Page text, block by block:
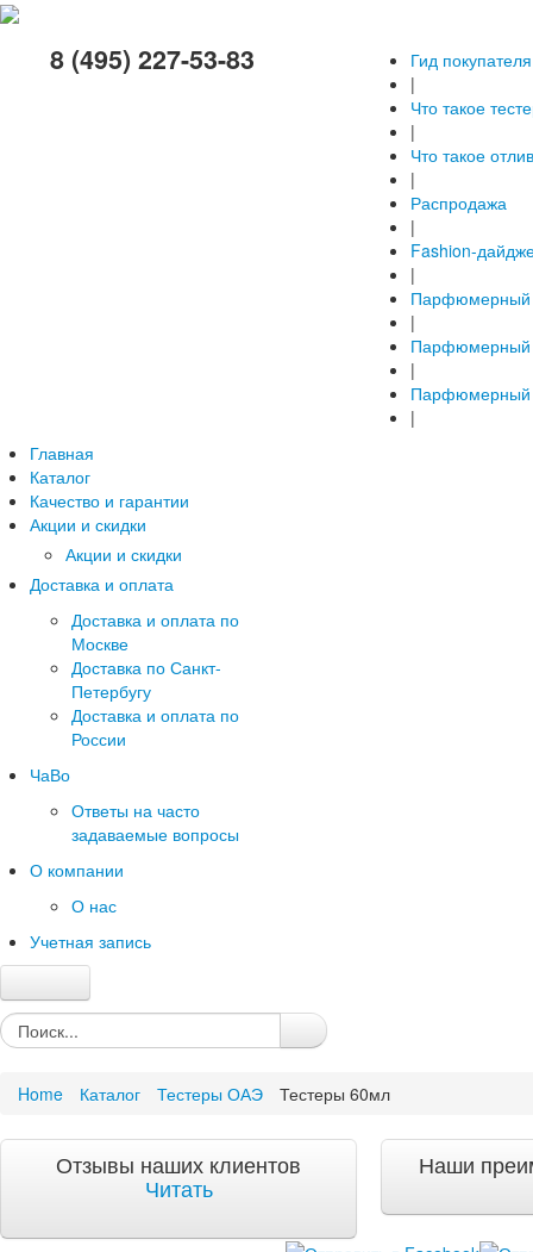
8 (495) 227-53-83
Гид покупателя
|
Что такое
|
Что такое
|
Распродажа
|
Fashion-
|
Парфюмерный
|
Парфюмерный
|
Парфюмерный
|
Главная
Каталог
Качество и гарантии
Акции и скидки
Акции и скидки
Доставка и оплата
Доставка и оплата по
Москве
Доставка по Санкт-
Петербугу
Доставка и оплата по
России
ЧаВо
Ответы на часто
задаваемые вопросы
О компании
О нас
Учетная запись
Главная
Каталог
Акции и скидки
Доставка и оплата
Доставка и оплата по Москве
Home Каталог Тестеры ОАЭ Тестеры 60мл
Отзывы наших клиентов
Читать
Наши